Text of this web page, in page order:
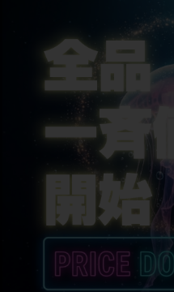
BONTRAGER COMP / 380mm
シートポスト
BONTRAGER
BONTRAGER VERSE COMP
中古：C（使用感あり/キズ、ヨゴレあ
左リアエンド付近に欠け、サドル・
や細部に汚れがあり、全体的に使用
バーテープを新品に交換済みとなり